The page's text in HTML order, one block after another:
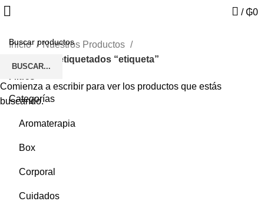
/ ₲0
Inicio
Nuestros Productos
Productos etiquetados “etiqueta”
Categorías
Aromaterapia
Box
Corporal
Cuidados
BUSCAR...
Comienza a escribir para ver los productos que estás
buscando.